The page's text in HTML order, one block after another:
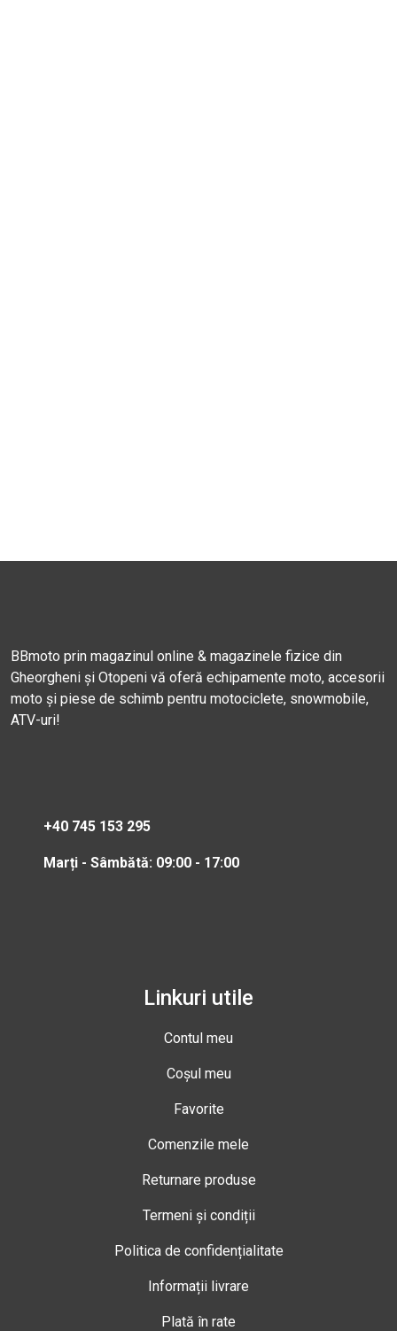
BBmoto prin magazinul online & magazinele fizice din
Gheorgheni și Otopeni vă oferă echipamente moto, accesorii
moto și piese de schimb pentru motociclete, snowmobile,
ATV-uri!
+40 745 153 295
Marți - Sâmbătă: 09:00 - 17:00
Linkuri utile
Contul meu
Coșul meu
Favorite
Comenzile mele
Returnare produse
Termeni și condiții
Politica de confidențialitate
Informații livrare
Plată în rate